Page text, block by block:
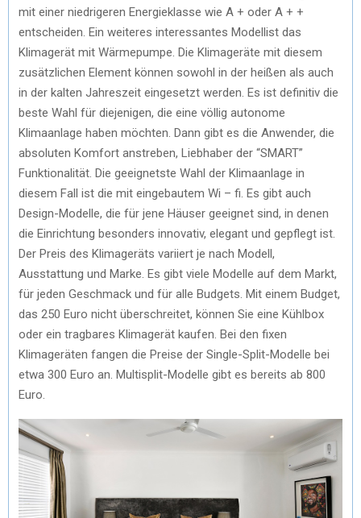
mit einer niedrigeren Energieklasse wie A + oder A + +
entscheiden. Ein weiteres interessantes Modellist das
Klimagerät mit Wärmepumpe. Die Klimageräte mit diesem
zusätzlichen Element können sowohl in der heißen als auch
in der kalten Jahreszeit eingesetzt werden. Es ist definitiv die
beste Wahl für diejenigen, die eine völlig autonome
Klimaanlage haben möchten. Dann gibt es die Anwender, die
absoluten Komfort anstreben, Liebhaber der “SMART”
Funktionalität. Die geeignetste Wahl der Klimaanlage in
diesem Fall ist die mit eingebautem Wi – fi. Es gibt auch
Design-Modelle, die für jene Häuser geeignet sind, in denen
die Einrichtung besonders innovativ, elegant und gepflegt ist.
Der Preis des Klimageräts variiert je nach Modell,
Ausstattung und Marke. Es gibt viele Modelle auf dem Markt,
für jeden Geschmack und für alle Budgets. Mit einem Budget,
das 250 Euro nicht überschreitet, können Sie eine Kühlbox
oder ein tragbares Klimagerät kaufen. Bei den fixen
Klimageräten fangen die Preise der Single-Split-Modelle bei
etwa 300 Euro an. Multisplit-Modelle gibt es bereits ab 800
Euro.